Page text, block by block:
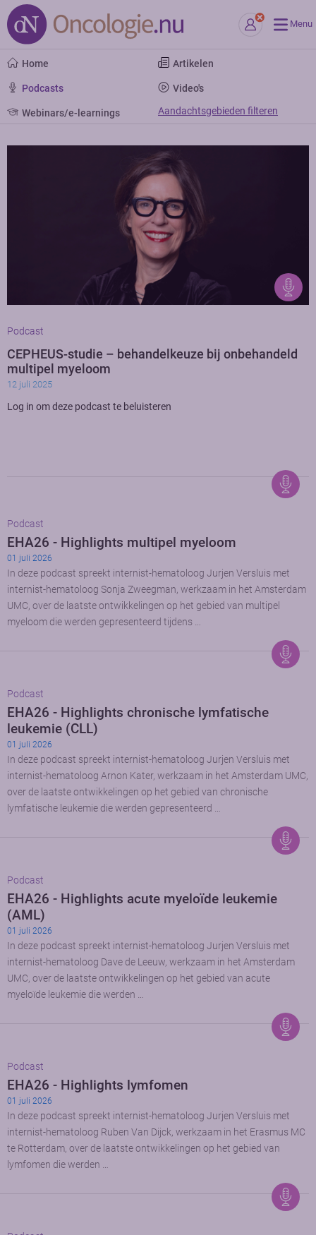
Menu
Home Artikelen
Podcasts Video's
Webinars/e-learnings Aandachtsgebieden filteren
Podcast
CEPHEUS-studie – behandelkeuze bij onbehandeld
multipel myeloom
12 juli 2025
Log in om deze podcast te beluisteren
Podcast
EHA26 - Highlights multipel myeloom
01 juli 2026
In deze podcast spreekt internist-hematoloog Jurjen Versluis met
internist-hematoloog Sonja Zweegman, werkzaam in het Amsterdam
UMC, over de laatste ontwikkelingen op het gebied van multipel
myeloom die werden gepresenteerd tijdens …
Podcast
EHA26 - Highlights chronische lymfatische
leukemie (CLL)
01 juli 2026
In deze podcast spreekt internist-hematoloog Jurjen Versluis met
internist-hematoloog Arnon Kater, werkzaam in het Amsterdam UMC,
over de laatste ontwikkelingen op het gebied van chronische
lymfatische leukemie die werden gepresenteerd …
Podcast
EHA26 - Highlights acute myeloïde leukemie
(AML)
01 juli 2026
In deze podcast spreekt internist-hematoloog Jurjen Versluis met
internist-hematoloog Dave de Leeuw, werkzaam in het Amsterdam
UMC, over de laatste ontwikkelingen op het gebied van acute
myeloïde leukemie die werden …
Podcast
EHA26 - Highlights lymfomen
01 juli 2026
In deze podcast spreekt internist-hematoloog Jurjen Versluis met
internist-hematoloog Ruben Van Dijck, werkzaam in het Erasmus MC
te Rotterdam, over de laatste ontwikkelingen op het gebied van
lymfomen die werden …